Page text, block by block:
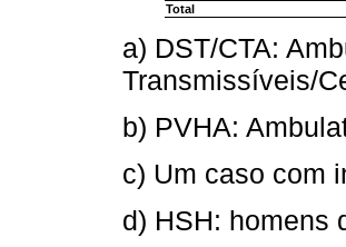
Total
a) DST/CTA:
Transmissíveis/
b) PVHA:
c) Um caso com
d) HSH: homens